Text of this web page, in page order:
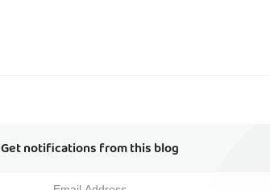
Get notifications from this blog